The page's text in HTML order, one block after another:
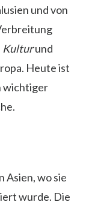
und von
Kulturund
Heute ist
wichtiger
Asien, wo sie
wurde. Die